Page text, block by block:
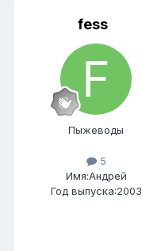
fess
Пыжеводы
5
Имя:Андрей
Год выпуска:2003